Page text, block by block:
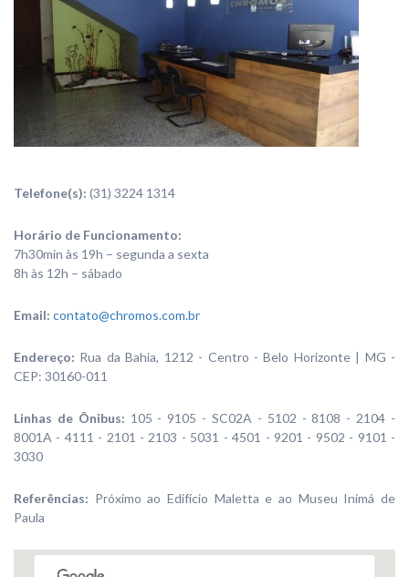
Telefone(s): (31) 3224 1314
Horário de Funcionamento:
7h30min às 19h – segunda a sexta
8h às 12h – sábado
Email: contato@chromos.com.br
Endereço: Rua da Bahia, 1212 - Centro - Belo Horizonte | MG -
CEP: 30160-011
Linhas de Ônibus: 105 - 9105 - SC02A - 5102 - 8108 - 2104 -
8001A - 4111 - 2101 - 2103 - 5031 - 4501 - 9201 - 9502 - 9101 -
3030
Referências: Próximo ao Edifício Maletta e ao Museu Inimá de
Paula